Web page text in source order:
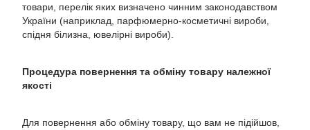
товари, перелік яких визначено чинним законодавством
України (наприклад, парфюмерно-косметичні вироби,
спідня білизна, ювелірні вироби).
Процедура повернення та обміну товару належної
якості
Для повернення або обміну товару, що вам не підійшов,